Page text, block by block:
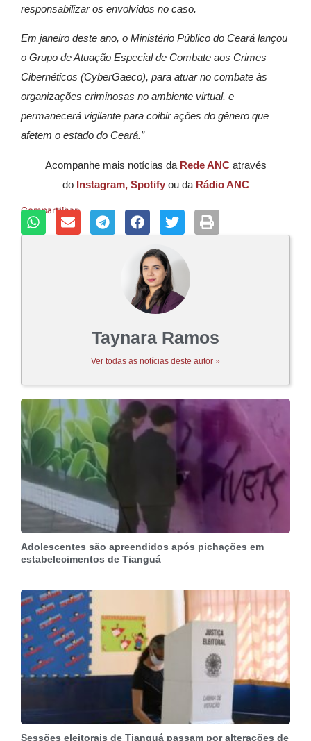
responsabilizar os envolvidos no caso.
Em janeiro deste ano, o Ministério Público do Ceará lançou
o Grupo de Atuação Especial de Combate aos Crimes
Cibernéticos (CyberGaeco), para atuar no combate às
organizações criminosas no ambiente virtual, e
permanecerá vigilante para coibir ações do gênero que
afetem o estado do Ceará.”
Acompanhe mais notícias da Rede ANCatravés
do Instagram, Spotifyou da Rádio ANC
Compartilhar:
Taynara Ramos
Ver todas as notícias deste autor »
Adolescentes são apreendidos após pichações em
estabelecimentos de Tianguá
Sessões eleitorais de Tianguá passam por alterações de